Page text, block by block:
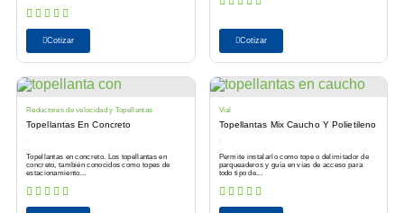
Cotizar Cotizar
Reductores de velocidad y Topellantas
Topellantas En Concreto
Topellantas en concreto. Los topellantas en
concreto, también conocidos como topes de
estacionamiento...
Vial
Topellantas Mix Caucho Y Polietileno
Permite instalarlo como tope o delimitador de
parqueaderos y guía en vías de acceso para
todo tipo de...